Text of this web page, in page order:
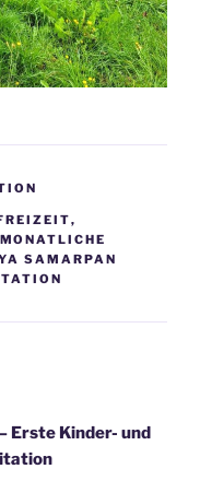
,
MONATLICHE
SAMARPAN
Erste Kinder- und